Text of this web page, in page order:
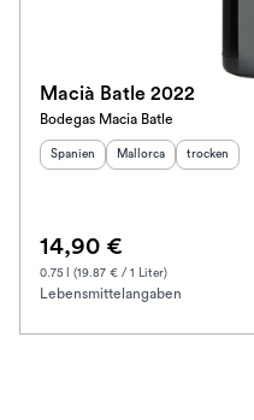
Macià Batle 2022
Bodegas Macia Batle
Herkunftsland:
Spanien Herkunftsregion:
Mallorca Geschmack
trocken
14,90 €
0.75 l (19.87 € / 1 Liter)
Lebensmittelangaben